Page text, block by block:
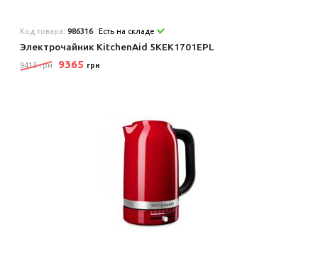
Код товара:986316 Есть на складе
Электрочайник KitchenAid 5KEK1701EPL
9415 грн 9365 грн